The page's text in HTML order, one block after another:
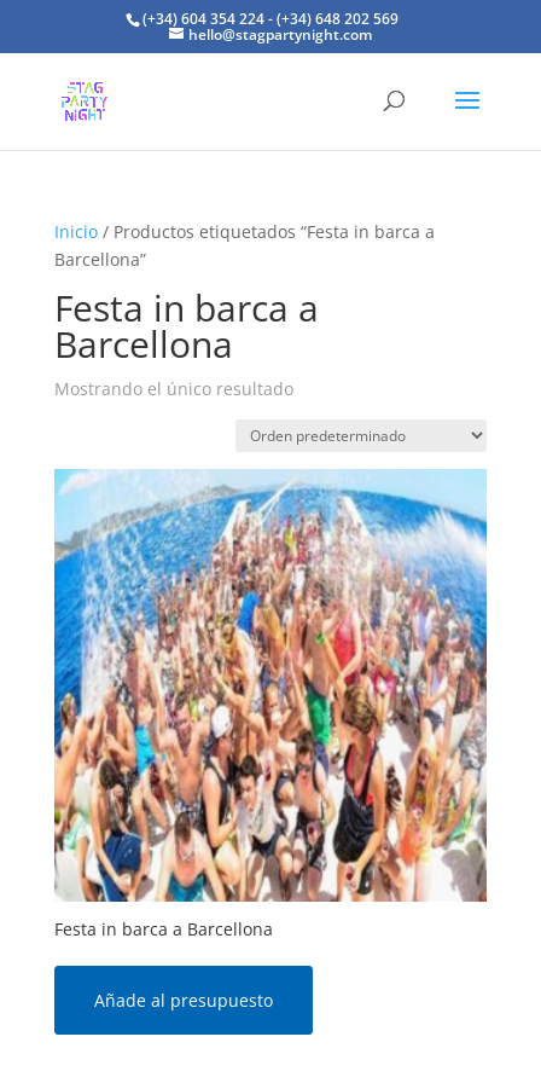
(+34) 604 354 224 - (+34) 648 202 569
hello@stagpartynight.com
Inicio/ Productos etiquetados “Festa in barca a
Barcellona”
Festa in barca a
Barcellona
Mostrando el único resultado
Festa in barca a Barcellona
Añade al presupuesto